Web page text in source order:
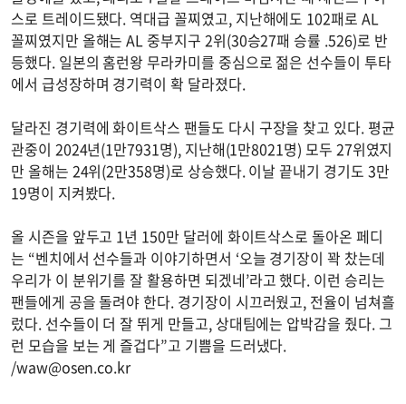
스로 트레이드됐다. 역대급 꼴찌였고, 지난해에도 102패로 AL
꼴찌였지만 올해는 AL 중부지구 2위(30승27패 승률 .526)로 반
등했다. 일본의 홈런왕 무라카미를 중심으로 젊은 선수들이 투타
에서 급성장하며 경기력이 확 달라졌다.
달라진 경기력에 화이트삭스 팬들도 다시 구장을 찾고 있다. 평균
관중이 2024년(1만7931명), 지난해(1만8021명) 모두 27위였지
만 올해는 24위(2만358명)로 상승했다. 이날 끝내기 경기도 3만
19명이 지켜봤다.
올 시즌을 앞두고 1년 150만 달러에 화이트삭스로 돌아온 페디
는 “벤치에서 선수들과 이야기하면서 ‘오늘 경기장이 꽉 찼는데
우리가 이 분위기를 잘 활용하면 되겠네’라고 했다. 이런 승리는
팬들에게 공을 돌려야 한다. 경기장이 시끄러웠고, 전율이 넘쳐흘
렀다. 선수들이 더 잘 뛰게 만들고, 상대팀에는 압박감을 줬다. 그
런 모습을 보는 게 즐겁다”고 기쁨을 드러냈다.
/waw@osen.co.kr